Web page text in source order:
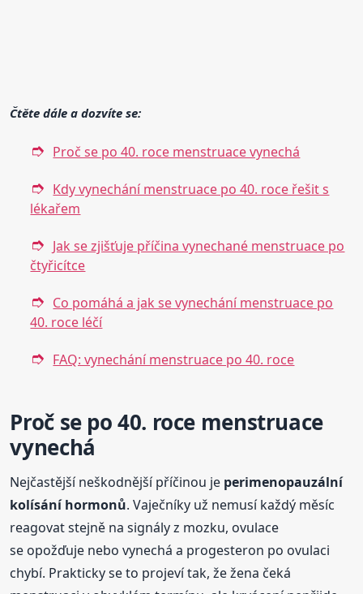
Čtěte dále a dozvíte se:
Proč se po 40. roce menstruace vynechá
Kdy vynechání menstruace po 40. roce řešit s
lékařem
Jak se zjišťuje příčina vynechané menstruace po
čtyřicítce
Co pomáhá a jak se vynechání menstruace po
40. roce léčí
FAQ: vynechání menstruace po 40. roce
Proč se po 40. roce menstruace
vynechá
Nejčastější neškodnější příčinou je perimenopauzální
kolísání hormonů. Vaječníky už nemusí každý měsíc
reagovat stejně na signály z mozku, ovulace
se opožďuje nebo vynechá a progesteron po ovulaci
chybí. Prakticky se to projeví tak, že žena čeká